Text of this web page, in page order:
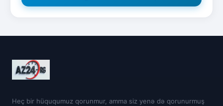
Heç bir hüququmuz qorunmur, amma siz yenə də qorunurmuş